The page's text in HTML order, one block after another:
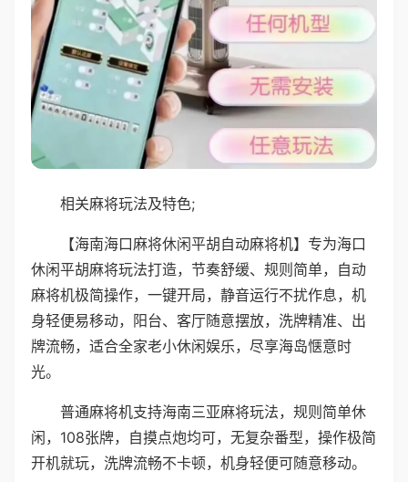
相关麻将玩法及特色;
【海南海口麻将休闲平胡自动麻将机】专为海口
休闲平胡麻将玩法打造，节奏舒缓、规则简单，自动
麻将机极简操作，一键开局，静音运行不扰作息，机
身轻便易移动，阳台、客厅随意摆放，洗牌精准、出
牌流畅，适合全家老小休闲娱乐，尽享海岛惬意时
光。
普通麻将机支持海南三亚麻将玩法，规则简单休
闲，108张牌，自摸点炮均可，无复杂番型，操作极简
开机就玩，洗牌流畅不卡顿，机身轻便可随意移动。